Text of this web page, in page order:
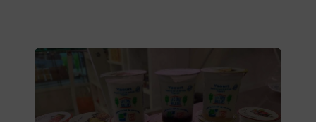
Produits laitiers et fromage